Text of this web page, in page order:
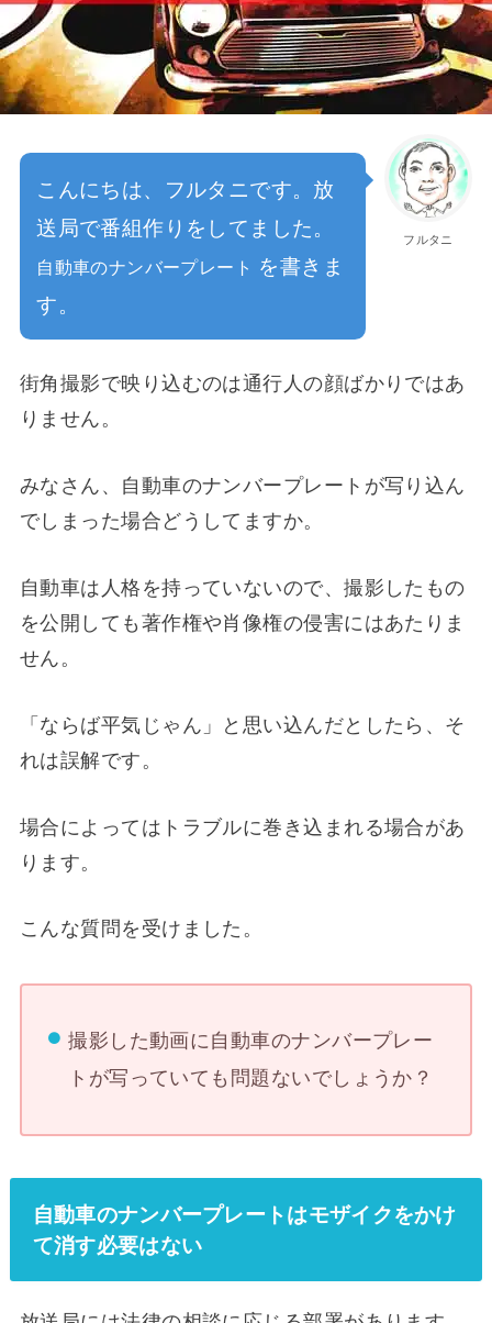
フルタニ
こんにちは、フルタニです。放
送局で番組作りをしてました。
自動車のナンバープレート を書きま
す。
街角撮影で映り込むのは通行人の顔ばかりではあ
りません。
みなさん、自動車のナンバープレートが写り込ん
でしまった場合どうしてますか。
自動車は人格を持っていないので、撮影したもの
を公開しても著作権や肖像権の侵害にはあたりま
せん。
「ならば平気じゃん」と思い込んだとしたら、そ
れは誤解です。
場合によってはトラブルに巻き込まれる場合があ
ります。
こんな質問を受けました。
撮影した動画に自動車のナンバープレー
トが写っていても問題ないでしょうか？
自動車のナンバープレートはモザイクをかけ
て消す必要はない